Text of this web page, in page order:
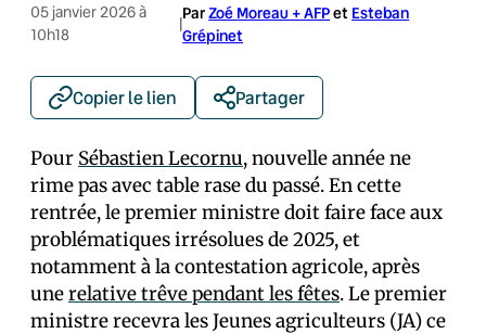
05 janvier 2026 à
10h18
|
ParZoé Moreau + AFPet Esteban
Grépinet
Copier le lien Partager
Pour Sébastien Lecornu, nouvelle année ne
rime pas avec table rase du passé. En cette
rentrée, le premier ministre doit faire face aux
problématiques irrésolues de 2025, et
notamment à la contestation agricole, après
unerelative trêve pendant les fêtes. Le premier
ministre recevra les Jeunes agriculteurs (JA) ce